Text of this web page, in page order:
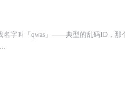
名字叫「qwas」——典型的乱码ID，那